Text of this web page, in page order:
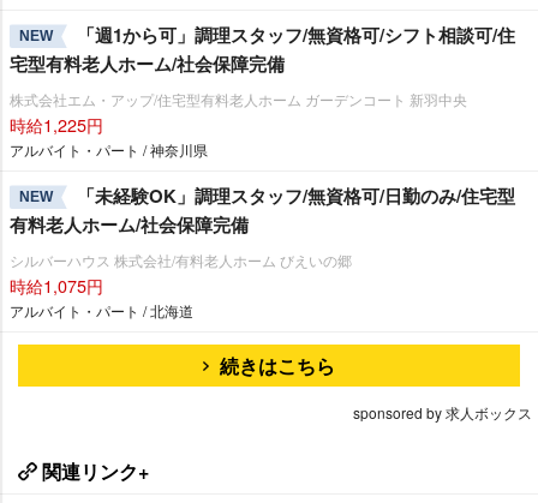
NEW
「週1から可」調理スタッフ/無資格可/シフト相談可/住
宅型有料老人ホーム/社会保障完備
株式会社エム・アップ/住宅型有料老人ホーム ガーデンコート 新羽中央
時給1,225円
アルバイト・パート / 神奈川県
NEW
「未経験OK」調理スタッフ/無資格可/日勤のみ/住宅型
有料老人ホーム/社会保障完備
シルバーハウス 株式会社/有料老人ホーム びえいの郷
時給1,075円
アルバイト・パート / 北海道
続きはこちら
sponsored by 求人ボックス
関連リンク+